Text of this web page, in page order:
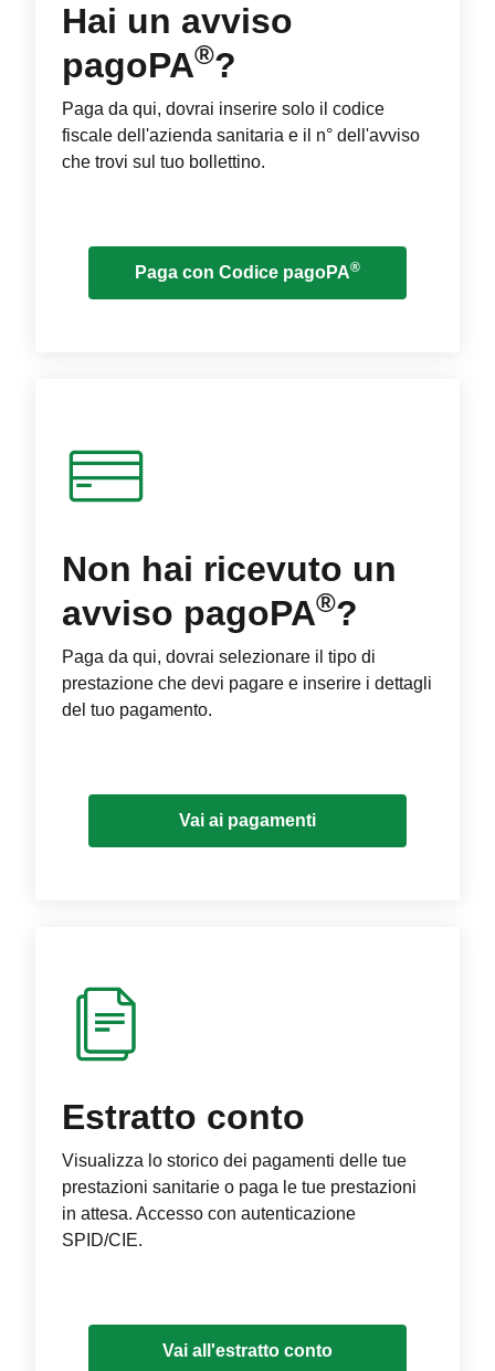
Hai un avviso
pagoPA®?
Paga da qui, dovrai inserire solo il codice
fiscale dell'azienda sanitaria e il n° dell'avviso
che trovi sul tuo bollettino.
Paga con Codice pagoPA®
Non hai ricevuto un
avviso pagoPA®?
Paga da qui, dovrai selezionare il tipo di
prestazione che devi pagare e inserire i dettagli
del tuo pagamento.
Vai ai pagamenti
Estratto conto
Visualizza lo storico dei pagamenti delle tue
prestazioni sanitarie o paga le tue prestazioni
in attesa. Accesso con autenticazione
SPID/CIE.
Vai all'estratto conto